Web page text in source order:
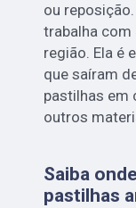
ou
trabalha com
região. Ela é
que saíram
pastilhas em
outros
Saiba
pastilhas